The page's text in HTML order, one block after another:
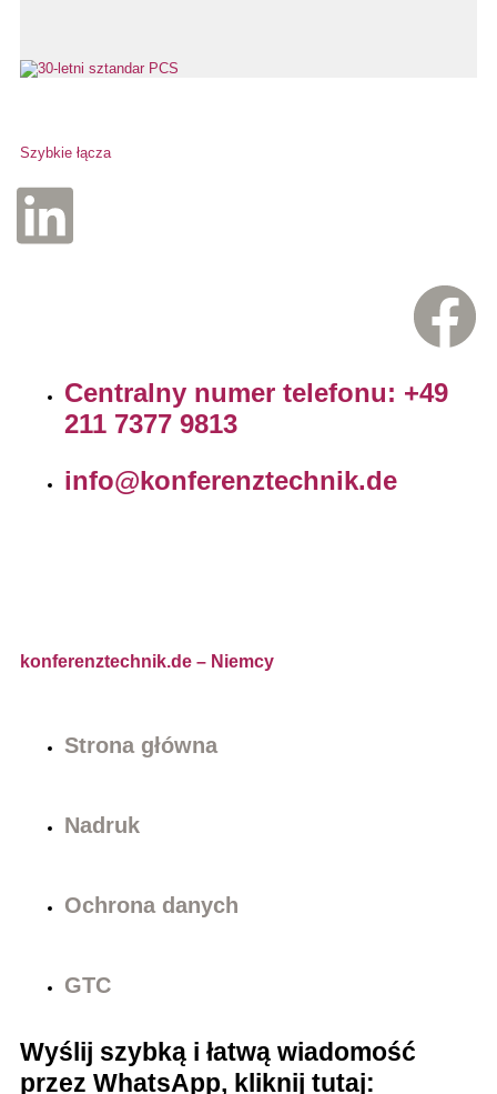
Szybkie łącza
Centralny numer telefonu: +49
211 7377 9813
info@konferenztechnik.de
konferenztechnik.de – Niemcy
Strona główna
Nadruk
Ochrona danych
GTC
Wyślij szybką i łatwą wiadomość
przez WhatsApp, kliknij tutaj: